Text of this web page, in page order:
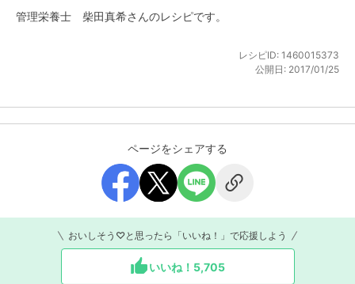
管理栄養士　柴田真希さんのレシピです。
レシピID: 1460015373
公開日: 2017/01/25
ページをシェアする
おいしそう♡と思ったら「いいね！」で応援しよう
いいね！ 5,705